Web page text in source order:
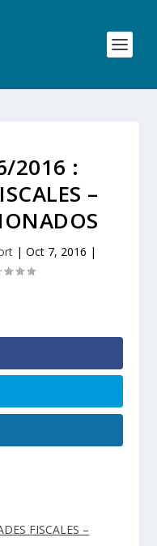
2016 :
–
| Oct 7, 2016 |
FISCALES –